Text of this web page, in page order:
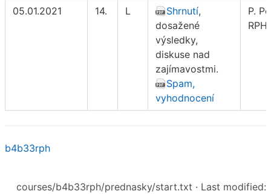
05.01.2021 14. L Shrnutí,
dosažené
výsledky,
diskuse nad
zajímavostmi.
Spam,
vyhodnocení
P.
b4b33rph
courses/b4b33rph/prednasky/start.txt · Last modified: